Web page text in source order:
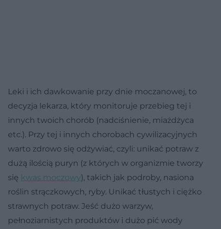
Leki i ich dawkowanie przy dnie moczanowej, to
decyzja lekarza, który monitoruje przebieg tej i
innych twoich chorób (nadciśnienie, miażdżyca
etc.). Przy tej i innych chorobach cywilizacyjnych
warto zdrowo się odżywiać, czyli: unikać potraw z
dużą ilością puryn (z których w organizmie tworzy
się kwas moczowy), takich jak podroby, nasiona
roślin strączkowych, ryby. Unikać tłustych i ciężko
strawnych potraw. Jeść dużo warzyw,
pełnoziarnistych produktów i dużo pić wody